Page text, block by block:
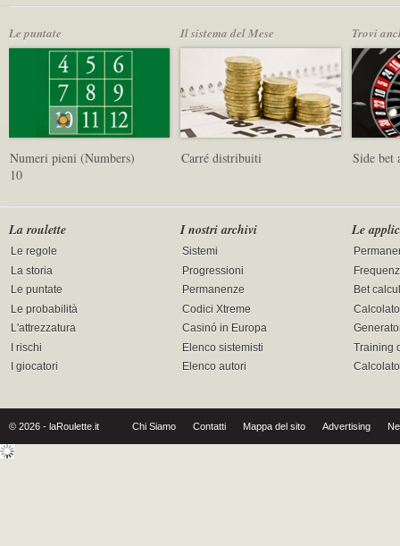
Le puntate
Numeri pieni (Numbers)
10
Il sistema del Mese
Carré distribuiti
Trovi
Side bet
La roulette
Le regole
La storia
Le puntate
Le probabilità
L'attrezzatura
I rischi
I giocatori
I nostri archivi
Sistemi
Progressioni
Permanenze
Codici Xtreme
Casinó in Europa
Elenco sistemisti
Elenco autori
Le
Bet
Training
© 2026 - laRoulette.it Chi Siamo Contatti Mappa del sito Advertising